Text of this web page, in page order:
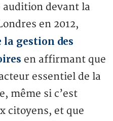
audition devant la
en 2012,
la gestion des
en affirmant que
essentiel de la
même si c’est
citoyens, et que